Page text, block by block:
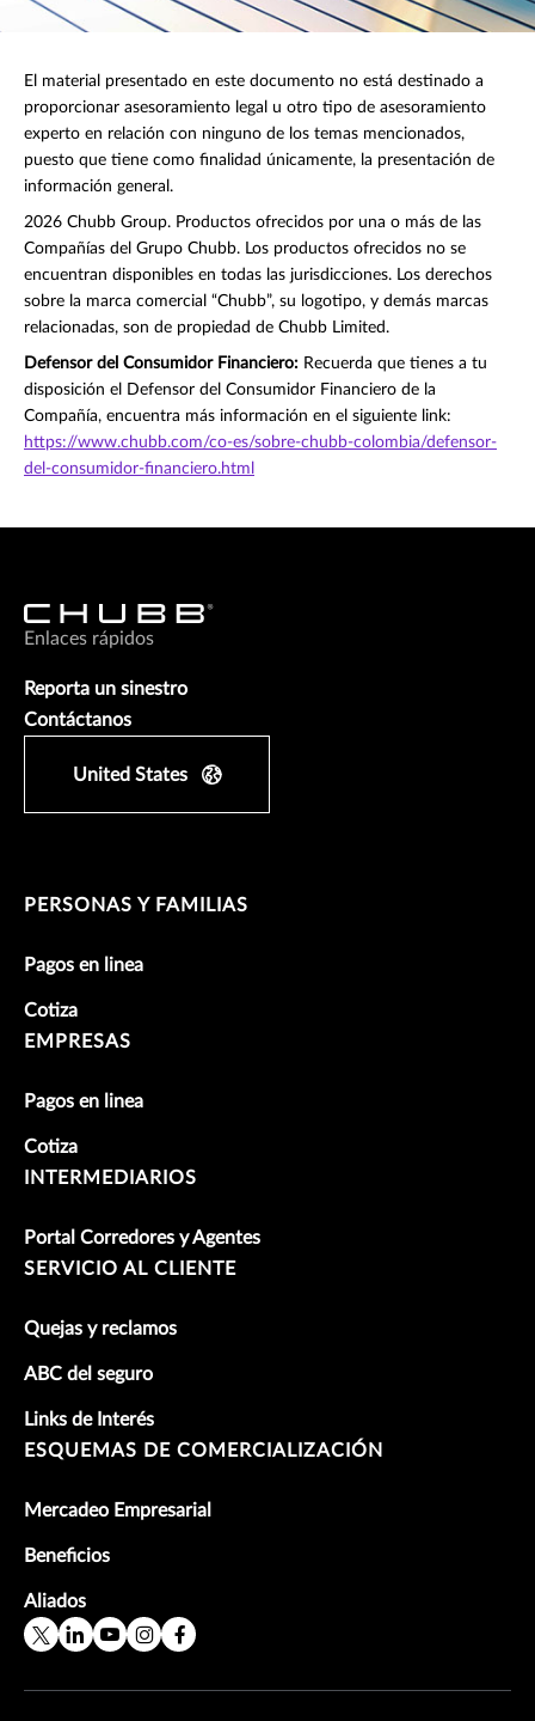
El material presentado en este documento no está destinado a
proporcionar asesoramiento legal u otro tipo de asesoramiento
experto en relación con ninguno de los temas mencionados,
puesto que tiene como finalidad únicamente, la presentación de
información general.
2026 Chubb Group. Productos ofrecidos por una o más de las
Compañías del Grupo Chubb. Los productos ofrecidos no se
encuentran disponibles en todas las jurisdicciones. Los derechos
sobre la marca comercial “Chubb”, su logotipo, y demás marcas
relacionadas, son de propiedad de Chubb Limited.
Defensor del Consumidor Financiero: Recuerda que tienes a tu
disposición el Defensor del Consumidor Financiero de la
Compañía, encuentra más información en el siguiente link:
https://www.chubb.com/co-es/sobre-chubb-colombia/defensor-
del-consumidor-financiero.html
Enlaces rápidos
Reporta un sinestro
Contáctanos
United States
PERSONAS Y FAMILIAS
Pagos en linea
Cotiza
EMPRESAS
Pagos en linea
Cotiza
INTERMEDIARIOS
Portal Corredores y Agentes
SERVICIO AL CLIENTE
Quejas y reclamos
ABC del seguro
Links de Interés
ESQUEMAS DE COMERCIALIZACIÓN
Mercadeo Empresarial
Beneficios
Aliados